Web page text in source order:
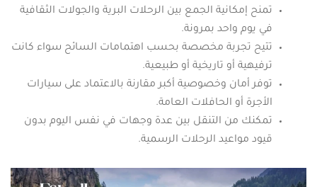
تمنح إمكانية الجمع بين الرحلات البرية والجولات الثقافية
في يوم واحد بمرونة.
تتيح تجربة مخصصة بحسب اهتمامات السائح سواء كانت
ترفيهية أو تاريخية أو طبيعية.
توفر أمان وخصوصية أكبر مقارنة بالاعتماد على سيارات
الأجرة أو الحافلات العامة.
تمكنك من التنقل بين عدة وجهات في نفس اليوم بدون
قيود مواعيد الرحلات الرسمية.